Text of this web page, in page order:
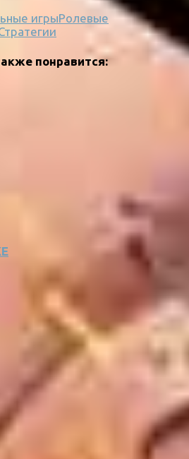
игрыРолевые
понравится: